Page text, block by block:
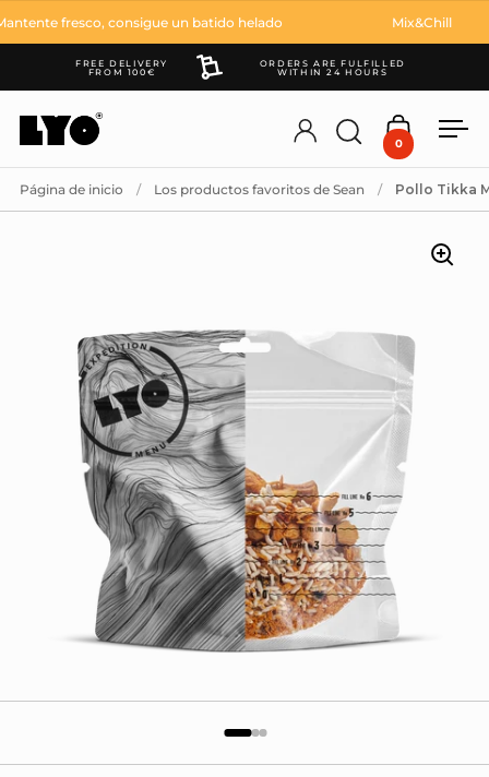
fresco, consigue un batido helado Mix&Chill
FREE DELIVERY
FROM 100€
ORDERS ARE FULFILLED
WITHIN 24 HOURS
AccountAbrir búsqueda
Abrir
0
Página de inicio / Los productos favoritos de Sean / Pollo Tikka